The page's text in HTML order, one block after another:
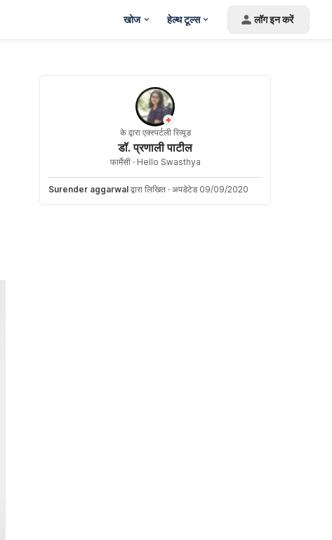
खोज हेल्थ टूल्स लॉग इन करें
के द्वारा एक्स्पर्टली रिव्यूड
डॉ. प्रणाली पाटील
फार्मेसी · Hello Swasthya
Surender aggarwal द्वारा लिखित · अपडेटेड 09/09/2020